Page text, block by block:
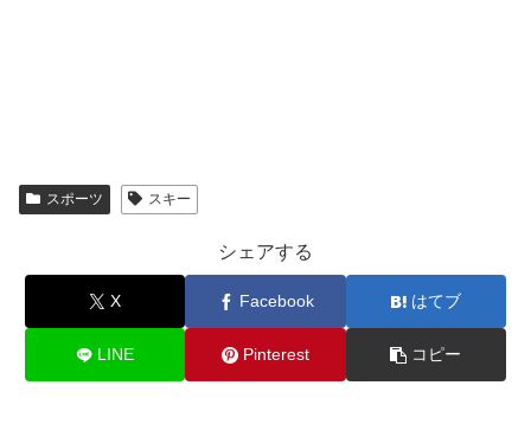
スポーツ スキー
シェアする
X Facebook はてブ
LINE Pinterest コピー